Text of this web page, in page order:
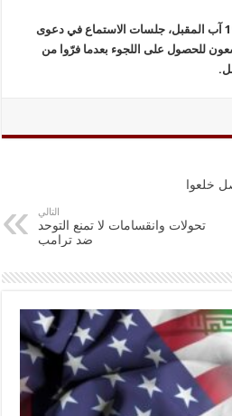
وأجّلت السلطات اليونانية، إلى 19 آب المقبل، جلسات الاستماع في دعوى
للحصول على اللجوء بعدما فرّوا من
خلعوا
التالي
تحولات وانقسامات لا تمنع التوحد
ضد ترامب